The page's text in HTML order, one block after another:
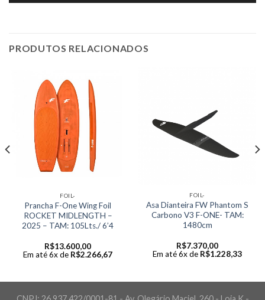
PRODUTOS RELACIONADOS
FOIL-
Prancha F-One Wing Foil
ROCKET MIDLENGTH –
2025 – TAM: 105Lts./ 6’4
R$13.600,00
Em até 6x de R$2.266,67
FOIL-
Asa Dianteira FW Phantom S
Carbono V3 F-ONE- TAM:
1480cm
R$7.370,00
Em até 6x de R$1.228,33